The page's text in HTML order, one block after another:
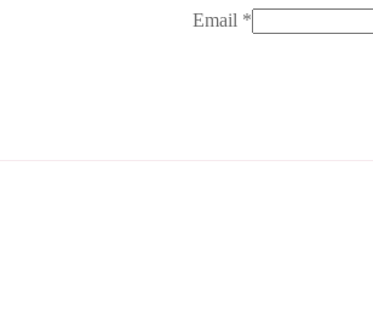
Email *